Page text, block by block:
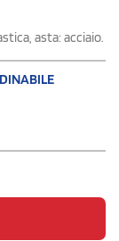
asta: acciaio.